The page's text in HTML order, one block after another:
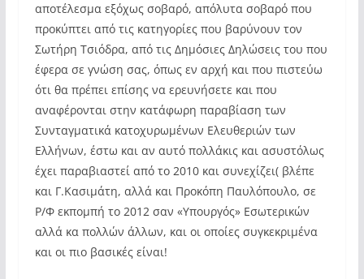
αποτέλεσμα εξόχως σοβαρό, απόλυτα σοβαρό που
προκύπτει από τις κατηγορίες που βαρύνουν τον
Σωτήρη Τσιόδρα, από τις Δημόσιες Δηλώσεις του που
έφερα σε γνώση σας, όπως εν αρχή και που πιστεύω
ότι θα πρέπει επίσης να ερευνήσετε και που
αναφέρονται στην κατάφωρη παραβίαση των
Συνταγματικά κατοχυρωμένων Ελευθεριών των
Ελλήνων, έστω και αν αυτό πολλάκις και ασυστόλως
έχει παραβιαστεί από το 2010 και συνεχίζει( βλέπε
και Γ.Κασιμάτη, αλλά και Προκόπη Παυλόπουλο, σε
Ρ/Φ εκπομπή το 2012 σαν «Υπουργός» Εσωτερικών
αλλά κα πολλών άλλων, και οι οποίες συγκεκριμένα
και οι πιο βασικές είναι!